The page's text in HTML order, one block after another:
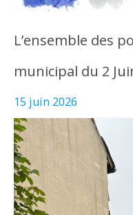
L’ensemble des
municipal du 2
15 juin 2026